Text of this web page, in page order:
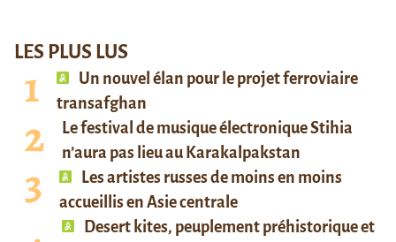
LES PLUS LUS
Un nouvel élan pour le projet ferroviaire
transafghan
Le festival de musique électronique Stihia
n’aura pas lieu au Karakalpakstan
Les artistes russes de moins en moins
accueillis en Asie centrale
Desert kites, peuplement préhistorique et